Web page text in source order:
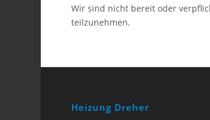
Wir sind nicht bereit oder
teilzunehmen.
Heizung Dreher